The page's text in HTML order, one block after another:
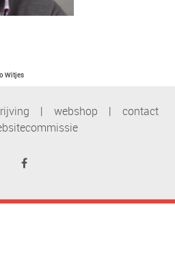
Witjes
| webshop | contact